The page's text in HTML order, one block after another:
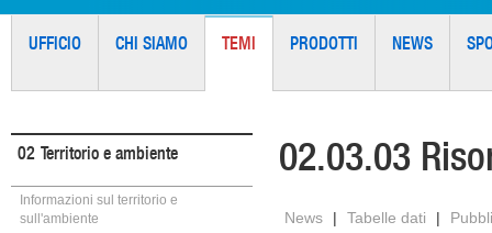
UFFICIO CHI SIAMO TEMI PRODOTTI NEWS
02 Territorio e ambiente
Informazioni sul territorio e
sull'ambiente
02.03.03
News | Tabelle dati |